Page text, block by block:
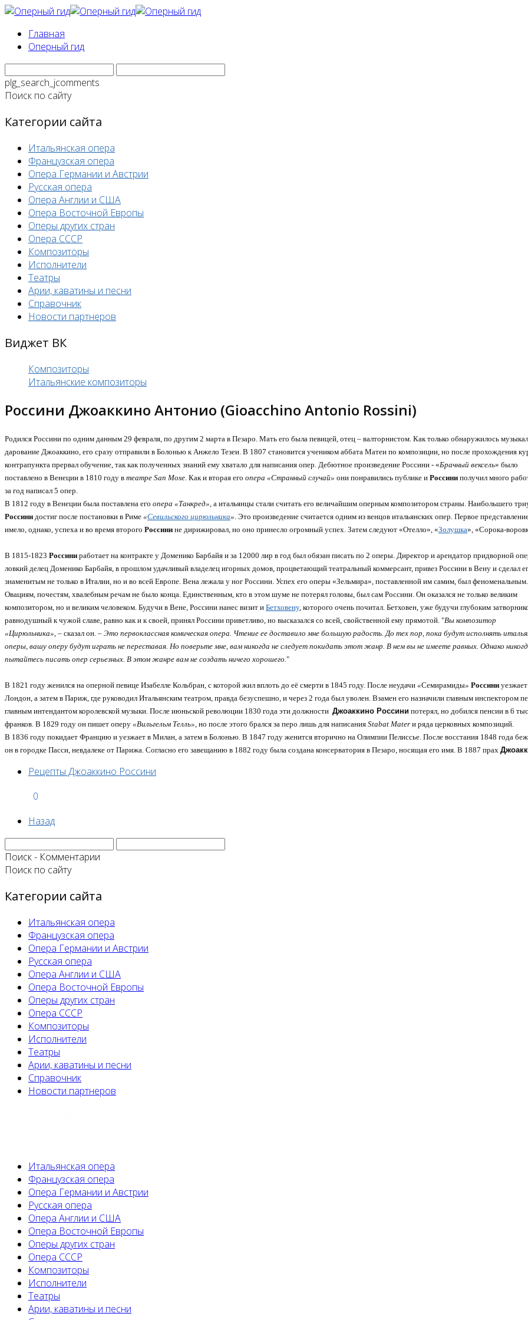
Главная
Оперный гид
plg_search_jcomments
Поиск по сайту
Категории сайта
Итальянская опера
Французская опера
Опера Германии и Австрии
Русская опера
Опера Англии и США
Опера Восточной Европы
Оперы других стран
Опера СССР
Композиторы
Исполнители
Театры
Арии, каватины и песни
Справочник
Новости партнеров
Виджет ВК
Композиторы
Итальянские композиторы
Россини Джоаккино Антонио (Gioacchino Antonio Rossini)
Родился Россини по одним данным 29 февраля, по другим 2 марта в Пезаро. Мать его была певицей, отец – валторнистом. Как только обнаружилось
дарование Джоаккино, его сразу отправили в Болонью к Анжело Тезеи. В 1807 становится учеником аббата Матеи по композиции, но после прохождения
контрапункта прервал обучение, так как полученных знаний ему хватало для написания опер. Дебютное произведение Россини - «Брачный вексель» было
поставлено в Венеции в 1810 году в театре San Mose . Как и вторая его опера «Странный случай» они понравились публике и Россини получил много
за год написал 5 опер.
В 1812 году в Венеции была поставлена его опера «Танкред» , а итальянцы стали считать его величайшим оперным композитором страны. Наибольшего
Россини достиг после постановки в Риме «Севильского цирюльника» . Это произведение считается одним из венцов итальянских опер. Первое
имело, однако, успеха и во время второго Россини не дирижировал, но оно принесло огромный успех. Затем следуют «Отелло», «Золушка», «Сорока-
В 1815-1823 Россини работает на контракте у Доменико Барбайя и за 12000 лир в год был обязан писать по 2 оперы. Директор и арендатор придворной
ловкий делец Доменико Барбайя, в прошлом удачливый владелец игорных домов, процветающий театральный коммерсант, привез Россини в Вену и сделал
знаменитым не только в Италии, но и во всей Европе. Вена лежала у ног Россини. Успех его оперы «Зельмира», поставленной им самим, был феноменальным.
Овациям, почестям, хвалебным речам не было конца. Единственным, кто в этом шуме не потерял головы, был сам Россини. Он оказался не только великим
композитором, но и великим человеком. Будучи в Вене, Россини нанес визит и Бетховену, которого очень почитал. Бетховен, уже будучи глубоким
равнодушный к чужой славе, равно как и к своей, принял Россини приветливо, но высказался со всей, свойственной ему прямотой. "Вы композитор
«Цирюльника» , – сказал он. – Это первоклассная комическая опера. Чтение ее доставило мне большую радость. До тех пор, пока будут исполнять
оперы, вашу оперу будут играть не переставая. Но поверьте мне, вам никогда не следует покидать этот жанр. В нем вы не имеете равных. Однако
пытайтесь писать опер серьезных. В этом жанре вам не создать ничего хорошего. "
В 1821 году женился на оперной певице Изабелле Кольбран, с которой жил вплоть до её смерти в 1845 году. После неудачи «Семирамиды» Россини
Лондон, а затем в Париж, где руководил Итальянским театром, правда безуспешно, и через 2 года был уволен. Взамен его назначили главным инспектором
главным интендантом королевской музыки. После июньской революции 1830 года эти должности Джоаккино Россини потерял, но добился пенсии в 6
франков. В 1829 году он пишет оперу «Вильгельм Телль» , но после этого брался за перо лишь для написания Stabat Mater и ряда церковных композиций.
В 1836 году покидает Францию и уезжает в Милан, а затем в Болонью. В 1847 году женится вторично на Олимпии Пелиссье. После восстания 1848 года
он в городке Пасси, невдалеке от Парижа. Согласно его завещанию в 1882 году была создана консерватория в Пезаро, носящая его имя. В 1887 прах
Рецепты Джоаккино Россини
0
Назад
Поиск - Комментарии
Поиск по сайту
Категории сайта
Итальянская опера
Французская опера
Опера Германии и Австрии
Русская опера
Опера Англии и США
Опера Восточной Европы
Оперы других стран
Опера СССР
Композиторы
Исполнители
Театры
Арии, каватины и песни
Справочник
Новости партнеров
Итальянская опера
Французская опера
Опера Германии и Австрии
Русская опера
Опера Англии и США
Опера Восточной Европы
Оперы других стран
Опера СССР
Композиторы
Исполнители
Театры
Арии, каватины и песни